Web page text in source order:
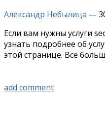
Александр Небылица —
Если вам нужны услуги
узнать подробнее об
этой странице. Все
add comment